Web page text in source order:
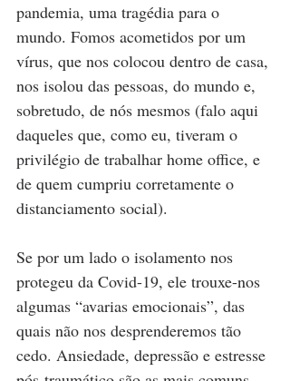
pandemia, uma tragédia para o
mundo. Fomos acometidos por um
vírus, que nos colocou dentro de casa,
nos isolou das pessoas, do mundo e,
sobretudo, de nós mesmos (falo aqui
daqueles que, como eu, tiveram o
privilégio de trabalhar home office, e
de quem cumpriu corretamente o
distanciamento social).
Se por um lado o isolamento nos
protegeu da Covid-19, ele trouxe-nos
algumas “avarias emocionais”, das
quais não nos desprenderemos tão
cedo. Ansiedade, depressão e estresse